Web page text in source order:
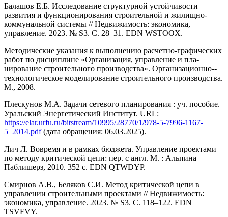
Балашов Е.Б. Исследование структурной устойчивости
развития и функционирования строительной и жилищно-
коммунальной системы // Недвижимость: экономика,
управление. 2023. № S3. С. 28–31. EDN WSTOOX.
Методические указания к выполнению расчетно-графических
работ по дисциплине «Организация, управление и пла­
нирование строительного производства». Организационно-­
технологическое моделирование строительного производства.
М., 2008.
Плескунов М.А. Задачи сетевого планирования : уч. пособие.
Уральский Энергетический Институт. URL:
https://elar.urfu.ru/bitstream/10995/28770/1/978-5-7996-1167-
5_2014.pdf(дата обращения: 06.03.2025).
Лич Л. Вовремя и в рамках бюджета. Управление проектами
по методу критической цепи: пер. с англ. М. : Альпина
Паблишерз, 2010. 352 с. EDN QTWDYP.
Смирнов А.В., Беляков С.И. Метод критической цепи в
управлении строительными проектами // Недвижимость:
экономика, управление. 2023. № S3. С. 118–122. EDN
TSVFVY.